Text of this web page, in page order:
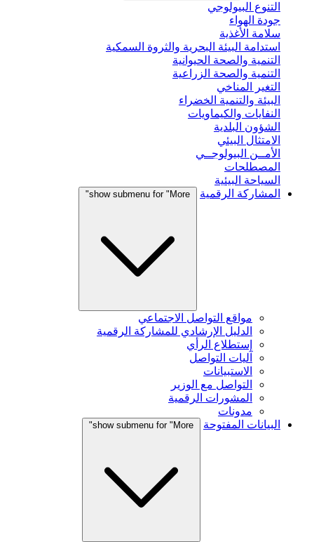
التنوع البيولوجي
جودة الهواء
سلامة الأغذية
استدامة البيئة البحرية والثروة السمكية
التنمية والصحة الحيوانية
التنمية والصحة الزراعية
التغير المناخي
البيئة والتنمية الخضراء
النفايات والكيماويات
الشؤون البلدية
الامتثال البيئي
الأمــن البيولوجــي
المصطلحات
السياحة البيئية
المشاركة الرقمية
show submenu for "More"
مواقع التواصل الاجتماعي
الدليل الإرشادي للمشاركة الرقمية
إستطلاع الرأي
آليات التواصل
الاستبيانات
التواصل مع الوزير
المشورات الرقمية
مدونات
البيانات المفتوحة
show submenu for "More"